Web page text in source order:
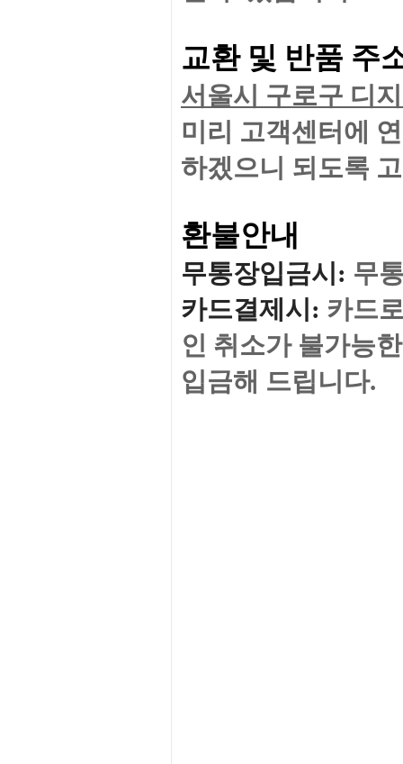
교환 및 반품 주
서울시 구로구 디
미리 고객센터에
하겠으니 되도록
환불안내
무통장입금시 : 무
카드결제시 : 카드
인 취소가 불가능
입금해 드립니다.